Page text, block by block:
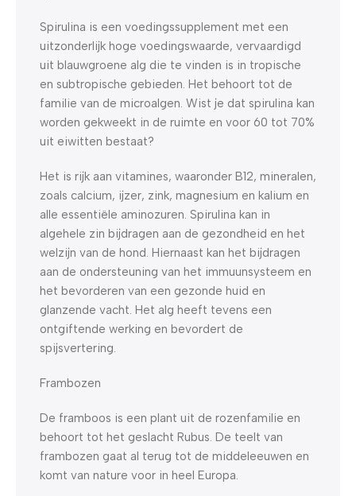
Spirulina is een voedingssupplement met een
uitzonderlijk hoge voedingswaarde, vervaardigd
uit blauwgroene alg die te vinden is in tropische
en subtropische gebieden. Het behoort tot de
familie van de microalgen. Wist je dat spirulina kan
worden gekweekt in de ruimte en voor 60 tot 70%
uit eiwitten bestaat?
Het is rijk aan vitamines, waaronder B12, mineralen,
zoals calcium, ijzer, zink, magnesium en kalium en
alle essentiële aminozuren. Spirulina kan in
algehele zin bijdragen aan de gezondheid en het
welzijn van de hond. Hiernaast kan het bijdragen
aan de ondersteuning van het immuunsysteem en
het bevorderen van een gezonde huid en
glanzende vacht. Het alg heeft tevens een
ontgiftende werking en bevordert de
spijsvertering.
Frambozen
De framboos is een plant uit de rozenfamilie en
behoort tot het geslacht Rubus. De teelt van
frambozen gaat al terug tot de middeleeuwen en
komt van nature voor in heel Europa.